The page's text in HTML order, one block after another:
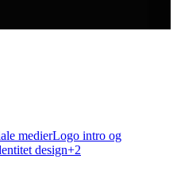
medierLogo intro og
design+2